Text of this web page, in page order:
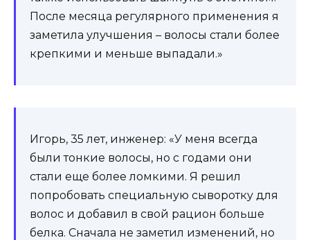
После месяца регулярного применения я
заметила улучшения – волосы стали более
крепкими и меньше выпадали.»
Игорь, 35 лет, инженер: «У меня всегда
были тонкие волосы, но с годами они
стали еще более ломкими. Я решил
попробовать специальную сыворотку для
волос и добавил в свой рацион больше
белка. Сначала не заметил изменений, но